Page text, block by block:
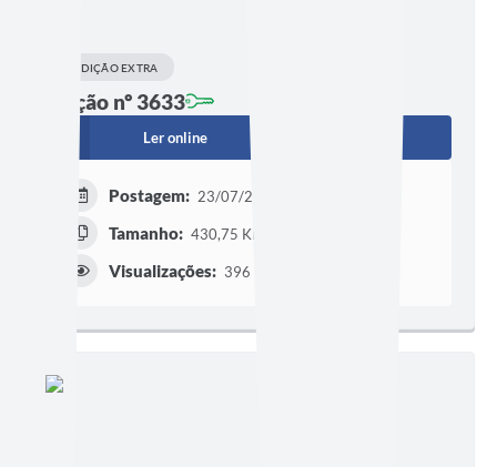
EDIÇÃO EXTRA
Edição nº 3633
Ler online
Postagem: 23/07/2026 às 15h07
Tamanho: 430,75 KB | 4 páginas
Visualizações: 396